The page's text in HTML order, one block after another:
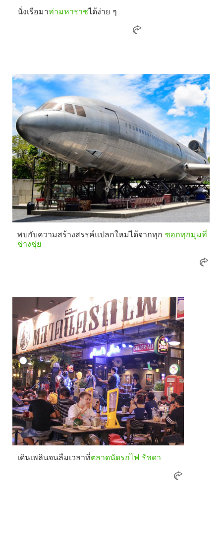
นั่งเรือมาท่ามหาราชได้ง่าย ๆ
พบกับความสร้างสรรค์แปลกใหม่ได้จากทุก ซอกทุกมุมที่
ช่างชุ่ย
เดินเพลินจนลืมเวลาที่ตลาดนัดรถไฟ รัชดา